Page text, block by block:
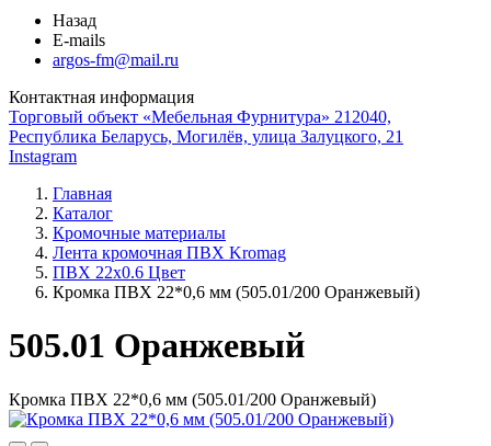
Назад
E-mails
argos-fm@mail.ru
Контактная информация
Торговый объект «Мебельная Фурнитура» 212040,
Республика Беларусь, Могилёв, улица Залуцкого, 21
Instagram
Главная
Каталог
Кромочные материалы
Лента кромочная ПВХ Kromag
ПВХ 22x0.6 Цвет
Кромка ПВХ 22*0,6 мм (505.01/200 Оранжевый)
505.01 Оранжевый
Кромка ПВХ 22*0,6 мм (505.01/200 Оранжевый)